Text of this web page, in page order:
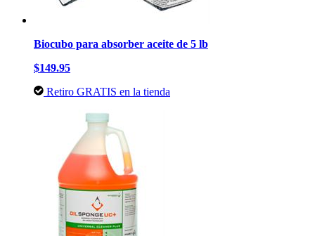
Biocubo para absorber aceite de 5 lb
$149.95
Retiro GRATIS en la tienda